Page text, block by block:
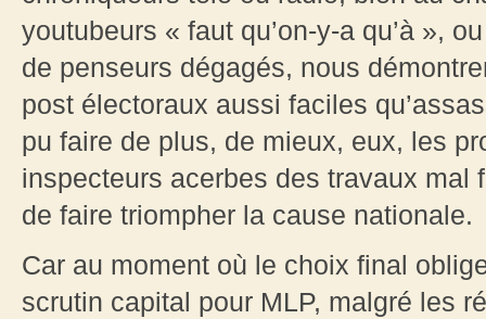
youtubeurs « faut qu’on-y-a qu’à »,
de penseurs dégagés, nous
post électoraux aussi faciles
pu faire de plus, de mieux, eux, les
inspecteurs acerbes des travaux mal
de faire triompher la cause nationale.
Car au moment où le choix final
scrutin capital pour MLP, malgré les